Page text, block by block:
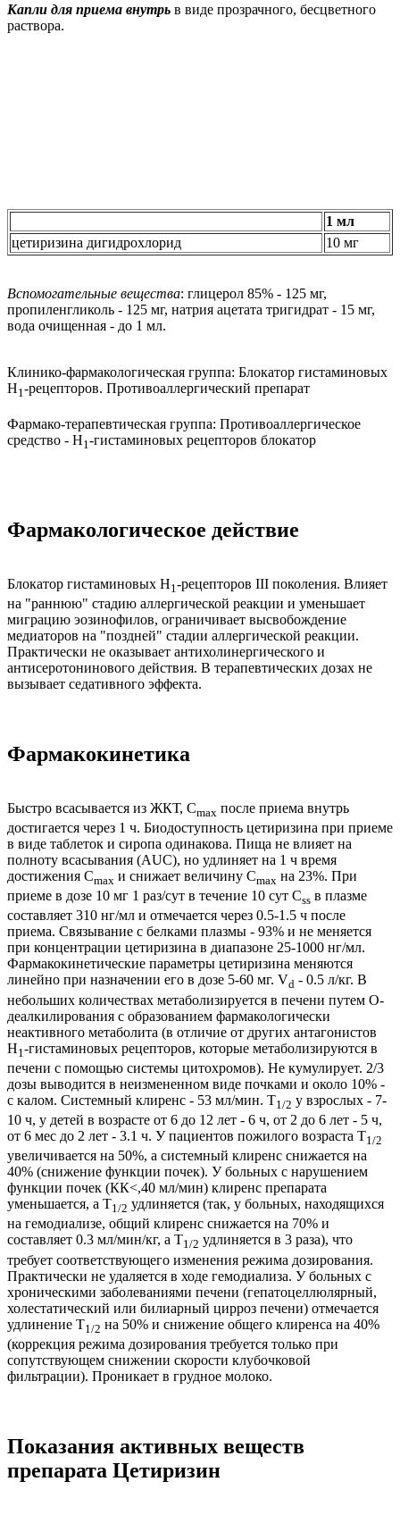
Капли для приема внутрь в виде прозрачного, бесцветного
раствора.
1 мл
цетиризина дигидрохлорид
10 мг
Вспомогательные вещества: глицерол 85% - 125 мг,
пропиленгликоль - 125 мг, натрия ацетата тригидрат - 15 мг,
вода очищенная - до 1 мл.
Клинико-фармакологическая группа: Блокатор гистаминовых
Н1 -рецепторов. Противоаллергический препарат
Фармако-терапевтическая группа: Противоаллергическое
средство - H1-гистаминовых рецепторов блокатор
Фармакологическое действие
Блокатор гистаминовых H1-рецепторов III поколения. Влияет
на "раннюю" стадию аллергической реакции и уменьшает
миграцию эозинофилов, ограничивает высвобождение
медиаторов на "поздней" стадии аллергической реакции.
Практически не оказывает антихолинергического и
антисеротонинового действия. В терапевтических дозах не
вызывает седативного эффекта.
Фармакокинетика
Быстро всасывается из ЖКТ, Cmax после приема внутрь
достигается через 1 ч. Биодоступность цетиризина при приеме
в виде таблеток и сиропа одинакова. Пища не влияет на
полноту всасывания (AUC), но удлиняет на 1 ч время
достижения Cmax и снижает величину Cmax на 23%. При
приеме в дозе 10 мг 1 раз/сут в течение 10 сут Css в плазме
составляет 310 нг/мл и отмечается через 0.5-1.5 ч после
приема. Связывание с белками плазмы - 93% и не меняется
при концентрации цетиризина в диапазоне 25-1000 нг/мл.
Фармакокинетические параметры цетиризина меняются
линейно при назначении его в дозе 5-60 мг. Vd - 0.5 л/кг. В
небольших количествах метаболизируется в печени путем O-
деалкилирования с образованием фармакологически
неактивного метаболита (в отличие от других антагонистов
Н1 -гистаминовых рецепторов, которые метаболизируются в
печени с помощью системы цитохромов). Не кумулирует. 2/3
дозы выводится в неизмененном виде почками и около 10% -
с калом. Системный клиренс - 53 мл/мин. T1/2 у взрослых - 7-
10 ч, у детей в возрасте от 6 до 12 лет - 6 ч, от 2 до 6 лет - 5 ч,
от 6 мес до 2 лет - 3.1 ч. У пациентов пожилого возраста T1/2
увеличивается на 50%, а системный клиренс снижается на
40% (снижение функции почек). У больных с нарушением
функции почек (КК<,40 мл/мин) клиренс препарата
уменьшается, а T1/2 удлиняется (так, у больных, находящихся
на гемодиализе, общий клиренс снижается на 70% и
составляет 0.3 мл/мин/кг, а T1/2 удлиняется в 3 раза), что
требует соответствующего изменения режима дозирования.
Практически не удаляется в ходе гемодиализа. У больных с
хроническими заболеваниями печени (гепатоцеллюлярный,
холестатический или билиарный цирроз печени) отмечается
удлинение T1/2 на 50% и снижение общего клиренса на 40%
(коррекция режима дозирования требуется только при
сопутствующем снижении скорости клубочковой
фильтрации). Проникает в грудное молоко.
Показания активных веществ
препарата Цетиризин